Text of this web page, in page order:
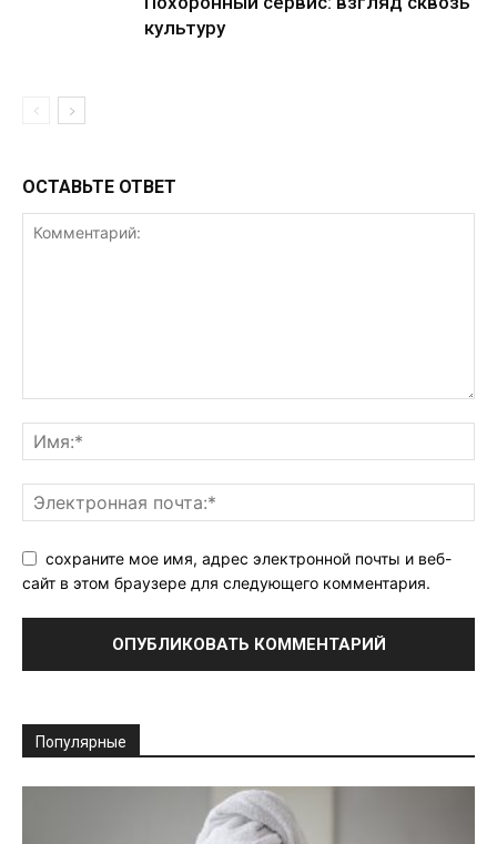
культуру
ОСТАВЬТЕ ОТВЕТ
сохраните мое имя, адрес электронной почты и веб-
сайт в этом браузере для следующего комментария.
Популярные